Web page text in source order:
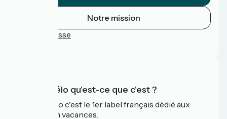
Notre mission
Espace Presse
Accueil Vélo qu'est-ce que c'est ?
Accueil Vélo c'est le 1er label français dédié aux
cyclistes en vacances.